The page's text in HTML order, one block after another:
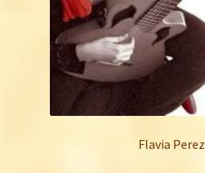
Flavia Perez